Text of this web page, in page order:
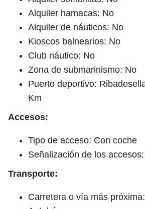
Alquiler hamacas: No
Alquiler de náuticos: No
Kioscos balnearios: No
Club náutico: No
Zona de submarinismo: No
Puerto deportivo:
Km
Accesos:
Tipo de acceso: Con coche
Señalización de los
Transporte:
Carretera o vía más próxima: